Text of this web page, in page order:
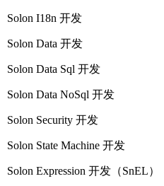
Solon I18n 开发
Solon Data 开发
Solon Data Sql 开发
Solon Data NoSql 开发
Solon Security 开发
Solon State Machine 开发
Solon Expression 开发（SnEL）